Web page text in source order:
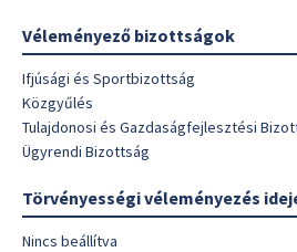
Véleményező bizottságok
Ifjúsági és Sportbizottság
Közgyűlés
Tulajdonosi és Gazdaságfejlesztési
Ügyrendi Bizottság
Törvényességi véleményezés
Nincs beállítva